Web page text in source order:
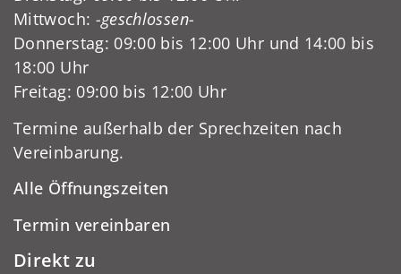
Mittwoch: -geschlossen-
Donnerstag: 09:00 bis 12:00 Uhr und 14:00 bis
18:00 Uhr
Freitag: 09:00 bis 12:00 Uhr
Termine außerhalb der Sprechzeiten nach
Vereinbarung.
Alle Öffnungszeiten
Termin vereinbaren
Direkt zu